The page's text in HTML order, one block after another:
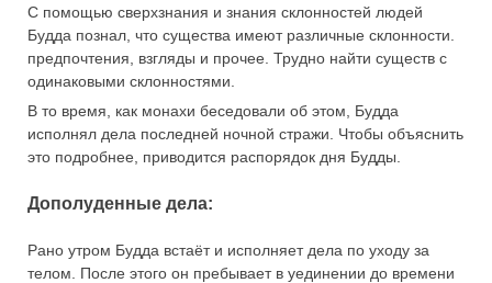
С помощью сверхзнания и знания склонностей людей
Будда познал, что существа имеют различные склонности.
предпочтения, взгляды и прочее. Трудно найти существ с
одинаковыми склонностями.
В то время, как монахи беседовали об этом, Будда
исполнял дела последней ночной стражи. Чтобы объяснить
это подробнее, приводится распорядок дня Будды.
Дополуденные дела:
Рано утром Будда встаёт и исполняет дела по уходу за
телом. После этого он пребывает в уединении до времени